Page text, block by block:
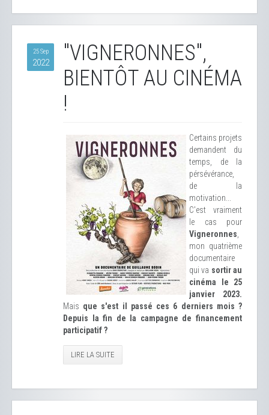
25 Sep
2022
"VIGNERONNES",
BIENTÔT AU CINÉMA
!
Certains projets
demandent du
temps, de la
pérsévérance,
de la
motivation...
C'est vraiment
le cas pour
Vigneronnes
mon quatrième
documentaire
qui va sortir au
cinéma le 25
janvier 2023.
Mais que s'est il passé ces 6 derniers mois ?
Depuis la fin de la campagne de financement
participatif ?
LIRE LA SUITE